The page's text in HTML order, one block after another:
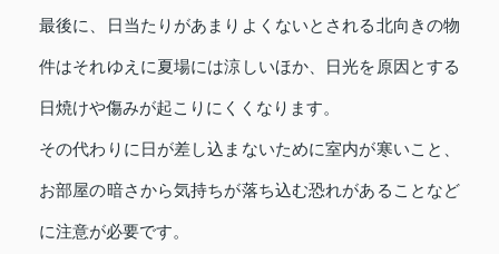
最後に、日当たりがあまりよくないとされる北向きの物
件はそれゆえに夏場には涼しいほか、日光を原因とする
日焼けや傷みが起こりにくくなります。
その代わりに日が差し込まないために室内が寒いこと、
お部屋の暗さから気持ちが落ち込む恐れがあることなど
に注意が必要です。